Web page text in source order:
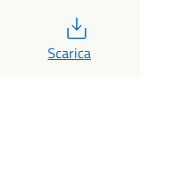
Scarica